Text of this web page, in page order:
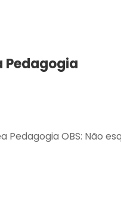
Pedagogia
Pedagogia OBS: Não